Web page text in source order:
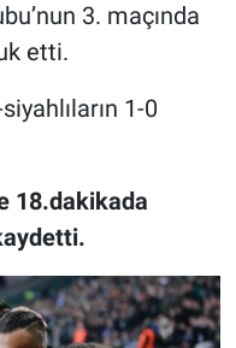
3. maçında
etti.
1-0
18.dakikada